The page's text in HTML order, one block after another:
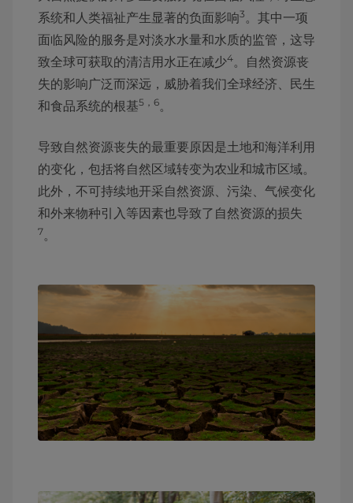
系统和人类福祉产生显著的负面影响3。其中一项
面临风险的服务是对淡水水量和水质的监管，这导
致全球可获取的清洁用水正在减少4。自然资源丧
失的影响广泛而深远，威胁着我们全球经济、民生
和食品系统的根基5，6。
导致自然资源丧失的最重要原因是土地和海洋利用
的变化，包括将自然区域转变为农业和城市区域。
此外，不可持续地开采自然资源、污染、气候变化
和外来物种引入等因素也导致了自然资源的损失
7。